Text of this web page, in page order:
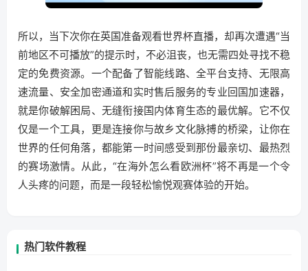
所以，当下次你在英国准备观看世界杯直播，却再次遭遇“当
前地区不可播放”的提示时，不必沮丧，也无需四处寻找不稳
定的免费资源。一个配备了智能线路、全平台支持、无限高
速流量、安全加密通道和实时售后服务的专业回国加速器，
就是你破解困局、无缝衔接国内体育生态的最优解。它不仅
仅是一个工具，更是连接你与故乡文化脉搏的桥梁，让你在
世界的任何角落，都能第一时间感受到那份最亲切、最热烈
的赛场激情。从此，“在海外怎么看欧洲杯”将不再是一个令
人头疼的问题，而是一段轻松愉悦观赛体验的开始。
热门软件教程